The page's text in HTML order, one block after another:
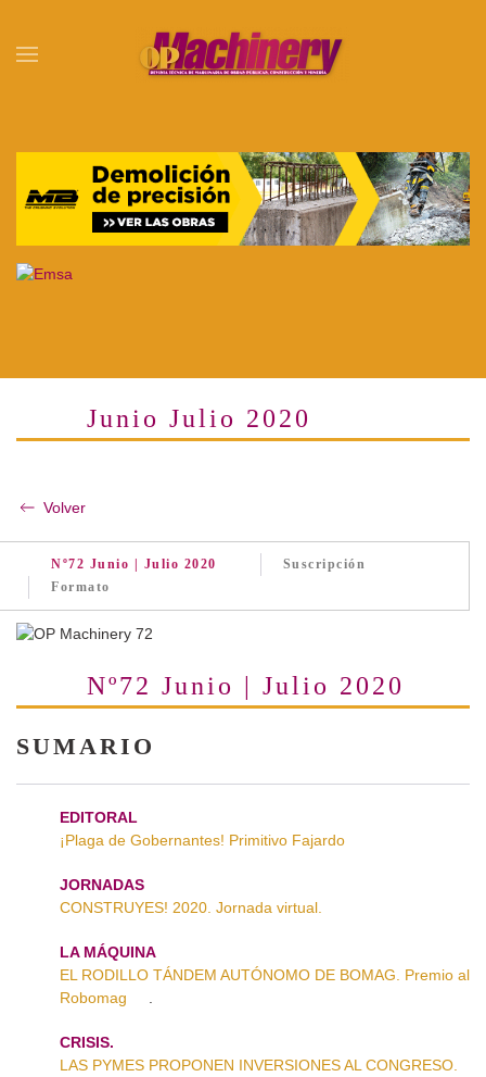
Skip to main content
Junio Julio 2020
Volver
Nº72 Junio | Julio 2020
Suscripción
Formato
Nº72 Junio | Julio 2020
SUMARIO
EDITORAL
¡Plaga de Gobernantes! Primitivo Fajardo
JORNADAS
CONSTRUYES! 2020. Jornada virtual.
LA MÁQUINA
EL RODILLO TÁNDEM AUTÓNOMO DE BOMAG. Premio al
Robomag
CRISIS.
LAS PYMES PROPONEN INVERSIONES AL CONGRESO.